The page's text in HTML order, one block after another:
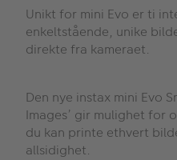
Unikt for mini Evo er ti
enkeltstående, unike
direkte fra kameraet.
Den nye instax mini Evo
Images’ gir mulighet for
du kan printe ethvert
allsidighet.